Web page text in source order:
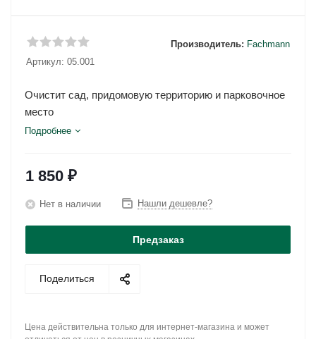
Артикул: 05.001
Производитель: Fachmann
Очистит сад, придомовую территорию и парковочное
место
Подробнее
1 850 ₽
Нет в наличии Нашли дешевле?
Предзаказ
Поделиться
Цена действительна только для интернет-магазина и может